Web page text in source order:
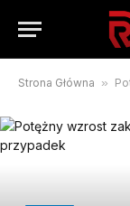
Strona Główna »